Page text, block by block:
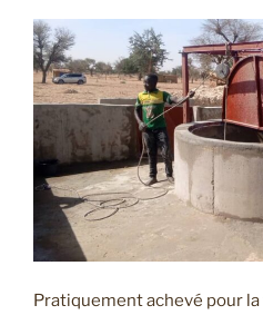
Pratiquement achevé pour